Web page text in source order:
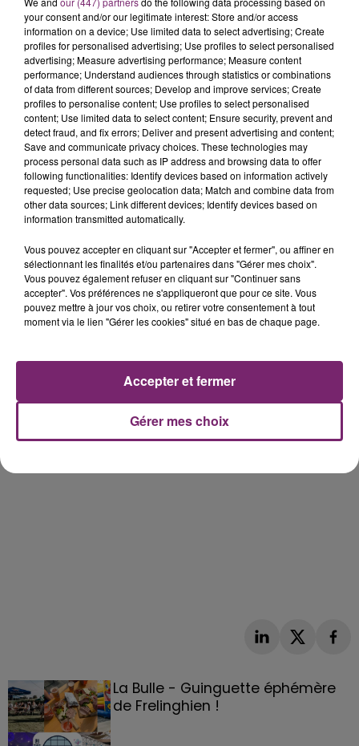
Finaliser les achats des clients à la caisse, réagencer
les rayons ou aider à la commande de rideaux,
travailler dans un magasin HEMA est différent chaque
jour. Nos clients sont notre priorité et ensemble, nous
faisons tout pour leur offrir la meilleure expérience.
Dans les magasins HEMA, les horaires sont flexibles
car nous sommes aussi ouverts le soir et les week-
ends.Vous avez l’ambition d’évoluer dans votre poste
au magasin ? Génial, HEMA propose aussi des
possibilités d’évolution !
La Bulle - Guinguette éphémère
de Frelinghien !
your consent and/or our legitimate interest: Store and/or access
information on a device; Use limited data to select advertising; Create
profiles for personalised advertising; Use profiles to select personalised
advertising; Measure advertising performance; Measure content
performance; Understand audiences through statistics or combinations
of data from different sources; Develop and improve services; Create
profiles to personalise content; Use profiles to select personalised
content; Use limited data to select content; Ensure security, prevent and
detect fraud, and fix errors; Deliver and present advertising and content;
Save and communicate privacy choices. These technologies may
process personal data such as IP address and browsing data to offer
following functionalities: Identify devices based on information actively
requested; Use precise geolocation data; Match and combine data from
other data sources; Link different devices; Identify devices based on
information transmitted automatically.
Vous pouvez accepter en cliquant sur "Accepter et fermer", ou affiner en
sélectionnant les finalités et/ou partenaires dans "Gérer mes choix".
Vous pouvez également refuser en cliquant sur "Continuer sans
accepter". Vos préférences ne s'appliqueront que pour ce site. Vous
pouvez mettre à jour vos choix, ou retirer votre consentement à tout
moment via le lien "Gérer les cookies" situé en bas de chaque page.
Gérer mes choix
Accepter et fermer